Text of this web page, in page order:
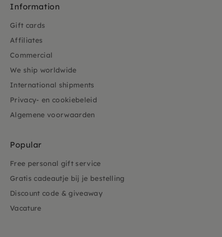
Information
Gift cards
Affiliates
Commercial
We ship worldwide
International shipments
Privacy- en cookiebeleid
Algemene voorwaarden
Popular
Free personal gift service
Gratis cadeautje bij je bestelling
Discount code & giveaway
Vacature